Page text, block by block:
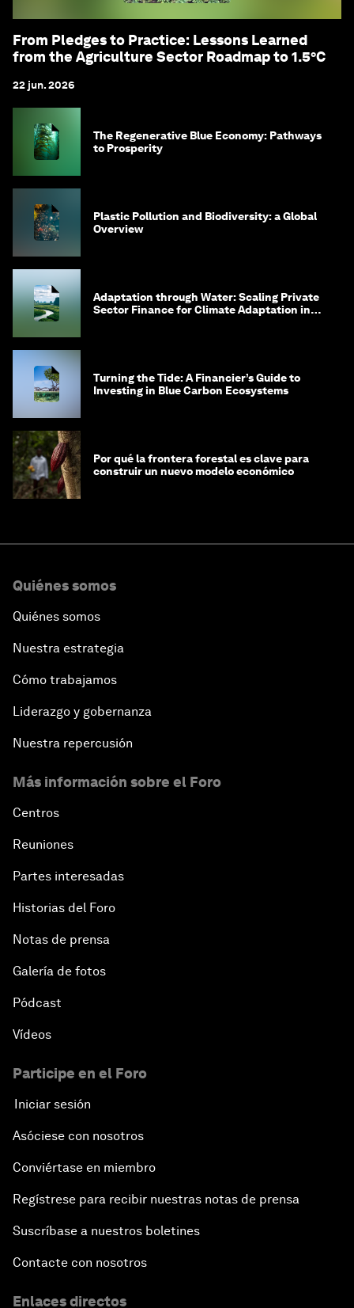
From Pledges to Practice: Lessons Learned
from the Agriculture Sector Roadmap to 1.5°C
22 jun. 2026
The Regenerative Blue Economy: Pathways
to Prosperity
Plastic Pollution and Biodiversity: a Global
Overview
Adaptation through Water: Scaling Private
Sector Finance for Climate Adaptation in
Turning the Tide: A Financier’s Guide to
Investing in Blue Carbon Ecosystems
Por qué la frontera forestal es clave para
construir un nuevo modelo económico
Quiénes somos
Quiénes somos
Nuestra estrategia
Cómo trabajamos
Liderazgo y gobernanza
Nuestra repercusión
Más información sobre el Foro
Centros
Reuniones
Partes interesadas
Historias del Foro
Notas de prensa
Galería de fotos
Pódcast
Vídeos
Participe en el Foro
Iniciar sesión
Asóciese con nosotros
Conviértase en miembro
Regístrese para recibir nuestras notas de prensa
Suscríbase a nuestros boletines
Contacte con nosotros
Enlaces directos